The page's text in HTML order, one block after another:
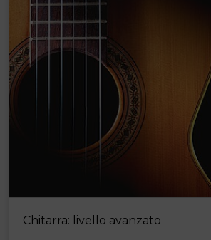
Chitarra: livello avanzato